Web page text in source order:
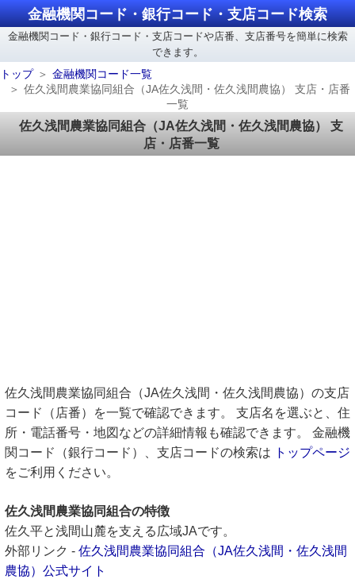
金融機関コード・銀行コード・支店コード検索
金融機関コード・銀行コード・支店コードや店番、支店番号を簡単に検索
できます。
トップ
金融機関コード一覧
佐久浅間農業協同組合（JA佐久浅間・佐久浅間農協） 支店・店番
一覧
佐久浅間農業協同組合（JA佐久浅間・佐久浅間農協） 支
店・店番一覧
佐久浅間農業協同組合（JA佐久浅間・佐久浅間農協）の支店
コード（店番）を一覧で確認できます。 支店名を選ぶと、住
所・電話番号・地図などの詳細情報も確認できます。 金融機
関コード（銀行コード）、支店コードの検索は
トップページ
をご利用ください。
佐久浅間農業協同組合の特徴
佐久平と浅間山麓を支える広域JAです。
外部リンク - 佐久浅間農業協同組合（JA佐久浅間・佐久浅間
農協）公式サイト